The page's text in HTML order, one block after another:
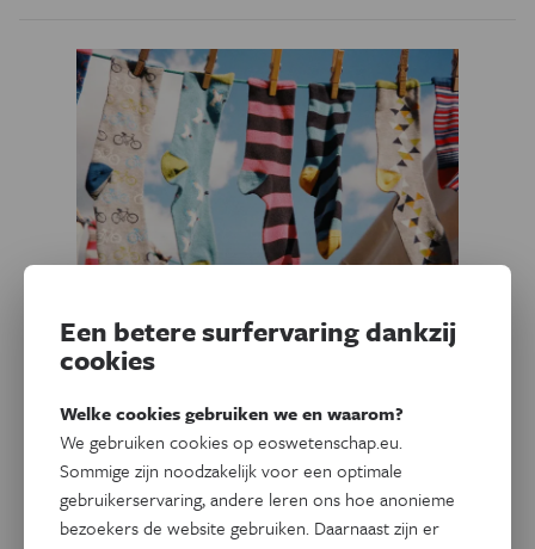
Technologie
grondstoffen meer gebruiken?
Hoe maken we in de toekomst nog medicijnen,
bouwmaterialen, textiel of verpakkingsmaterialen als we
geen fossiele grondstoffen meer gebruiken? Er bestaan al
Een betere surfervaring dankzij
cookies
Welke cookies gebruiken we en waarom?
We gebruiken cookies op eoswetenschap.eu.
Sommige zijn noodzakelijk voor een optimale
gebruikerservaring, andere leren ons hoe anonieme
bezoekers de website gebruiken. Daarnaast zijn er